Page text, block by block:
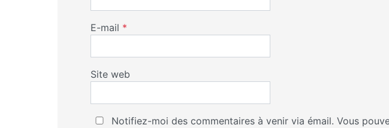
E-mail *
Site web
Notifiez-moi des commentaires à venir via émail. Vous